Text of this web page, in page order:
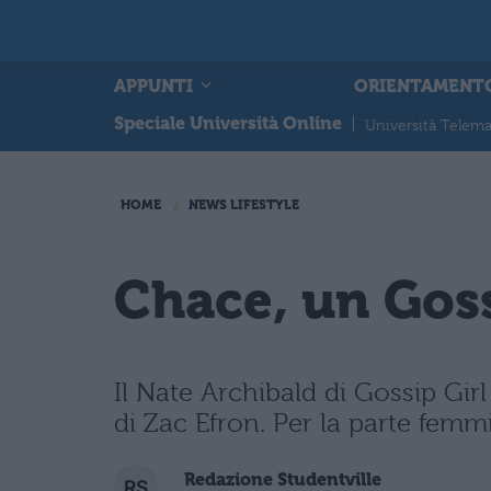
APPUNTI
Speciale Università Online
Università
HOME NEWS LIFESTYLE
Chace, un
Il Nate Archibald di Gossip
di Zac Efron. Per la parte
Redazione Studentville